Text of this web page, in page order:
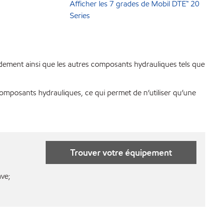
Afficher les 7 grades de Mobil DTE™ 20
Series
ainsi que les autres composants hydrauliques tels que
hydrauliques, ce qui permet de n’utiliser qu’une
Trouver votre équipement